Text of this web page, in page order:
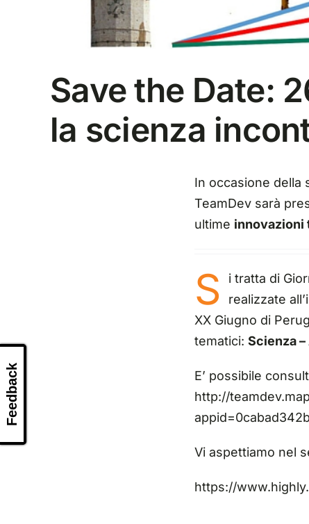
Save the Date:
la scienza
In occasione della
TeamDev sarà
ultime innovazioni
S
i tratta di
realizzate
XX Giugno di
tematici: Scienza
E’ possibile
http://
Vi aspettiamo nel
https://
Feedback